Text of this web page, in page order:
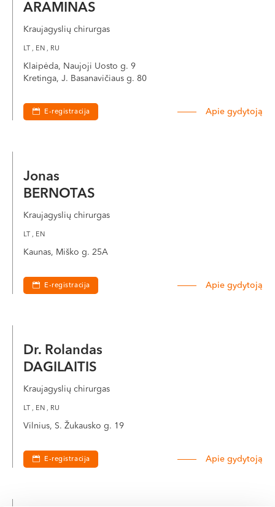
ARAMINAS
Kraujagyslių chirurgas
LT , EN , RU
Klaipėda, Naujoji Uosto g. 9
Kretinga, J. Basanavičiaus g. 80
E-registracija Apie gydytoją
Jonas
BERNOTAS
Kraujagyslių chirurgas
LT , EN
Kaunas, Miško g. 25A
E-registracija Apie gydytoją
Dr. Rolandas
DAGILAITIS
Kraujagyslių chirurgas
LT , EN , RU
Vilnius, S. Žukausko g. 19
E-registracija Apie gydytoją